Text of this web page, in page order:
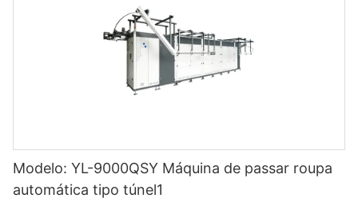
Modelo: YL-9000QSY Máquina de passar roupa
automática tipo túnel1